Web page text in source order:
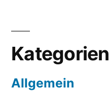
Kategorien
Allgemein